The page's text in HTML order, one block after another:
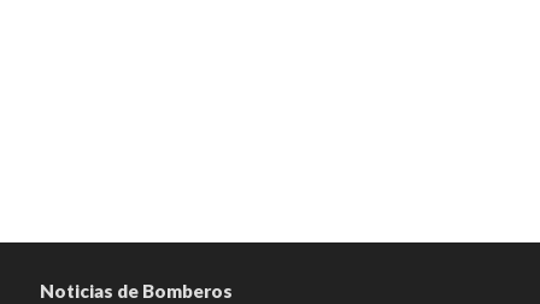
Noticias de Bomberos